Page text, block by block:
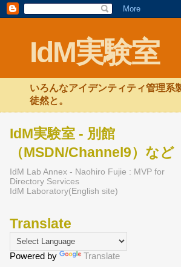
IdM実験室
いろんなアイデンティティ管理系
徒然と。
IdM実験室 - 別館
（MSDN/Channel9）など
IdM Lab Annex - Naohiro Fujie : MVP for
Directory Services
IdM Laboratory(English site)
Translate
Powered by Translate